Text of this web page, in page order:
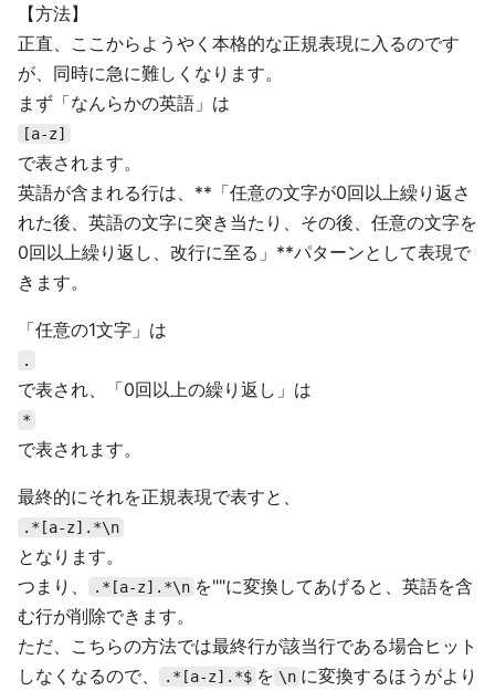
【方法】
正直、ここからようやく本格的な正規表現に入るのです
が、同時に急に難しくなります。
まず「なんらかの英語」は
[a-z]
で表されます。
英語が含まれる行は、**「任意の文字が0回以上繰り返さ
れた後、英語の文字に突き当たり、その後、任意の文字を
0回以上繰り返し、改行に至る」**パターンとして表現で
きます。
「任意の1文字」は
.
で表され、「0回以上の繰り返し」は
*
で表されます。
最終的にそれを正規表現で表すと、
.*[a-z].*\n
となります。
つまり、
.*[a-z].*\n を""に変換してあげると、英語を含
む行が削除できます。
ただ、こちらの方法では最終行が該当行である場合ヒット
しなくなるので、
.*[a-z].*$ を \n に変換するほうがより